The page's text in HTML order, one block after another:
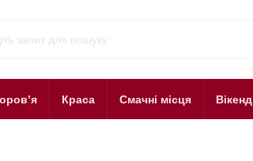
Краса Смачні місця Вікенд